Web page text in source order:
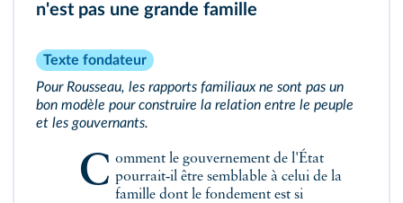
n'est pas une grande famille
Texte fondateur
Pour Rousseau, les rapports familiaux ne sont pas un
bon modèle pour construire la relation entre le peuple
et les gouvernants.
Comment le gouvernement de l'État pourrait‑il être semblable à celui de la
famille dont le fondement est si